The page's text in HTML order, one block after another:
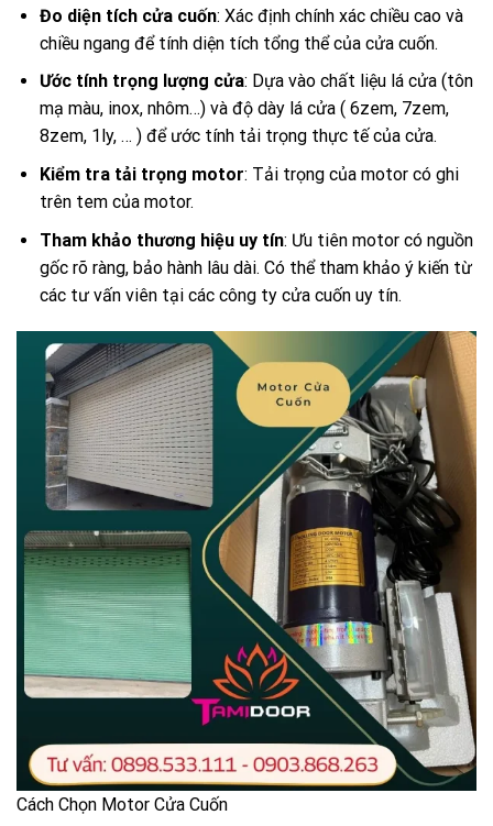
Đo diện tích cửa cuốn: Xác định chính xác chiều cao và
chiều ngang để tính diện tích tổng thể của cửa cuốn.
Ước tính trọng lượng cửa: Dựa vào chất liệu lá cửa (tôn
mạ màu, inox, nhôm…) và độ dày lá cửa ( 6zem, 7zem,
8zem, 1ly, … ) để ước tính tải trọng thực tế của cửa.
Kiểm tra tải trọng motor: Tải trọng của motor có ghi
trên tem của motor.
Tham khảo thương hiệu uy tín: Ưu tiên motor có nguồn
gốc rõ ràng, bảo hành lâu dài. Có thể tham khảo ý kiến từ
các tư vấn viên tại các công ty cửa cuốn uy tín.
Cách Chọn Motor Cửa Cuốn